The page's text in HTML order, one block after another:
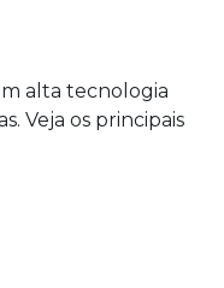
alta tecnologia
Veja os principais